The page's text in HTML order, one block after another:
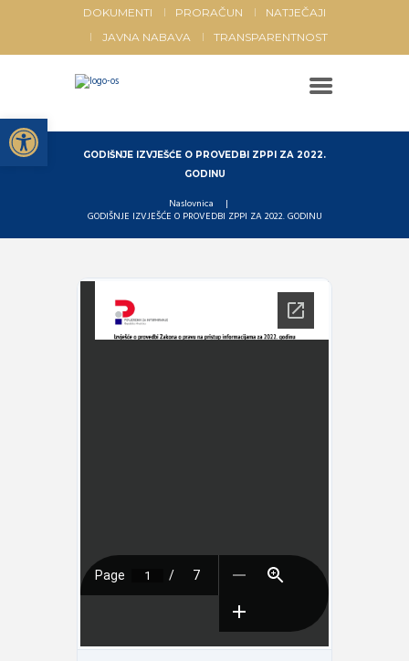
Open toolbar
DOKUMENTI PRORAČUN
NATJEČAJI
JAVNA NABAVA
TRANSPARENTNOST
GODIŠNJE IZVJEŠĆE O PROVEDBI ZPPI ZA 2022.
GODINU
Naslovnica
GODIŠNJE IZVJEŠĆE O PROVEDBI ZPPI ZA 2022. GODINU